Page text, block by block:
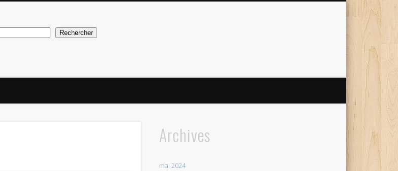
Rechercher
Archives
mai 2024